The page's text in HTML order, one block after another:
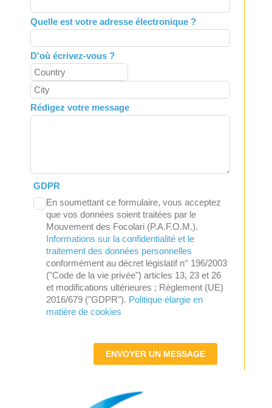
Quelle est votre adresse électronique ?
D'où écrivez-vous ?
Rédigez votre message
GDPR
En soumettant ce formulaire, vous acceptez
que vos données soient traitées par le
Mouvement des Focolari (P.A.F.O.M.).
Informations sur la confidentialité et le
traitement des données personnelles
conformément au décret législatif n° 196/2003
("Code de la vie privée") articles 13, 23 et 26
et modifications ultérieures ; Règlement (UE)
2016/679 ("GDPR"). Politique élargie en
matière de cookies
ENVOYER UN MESSAGE